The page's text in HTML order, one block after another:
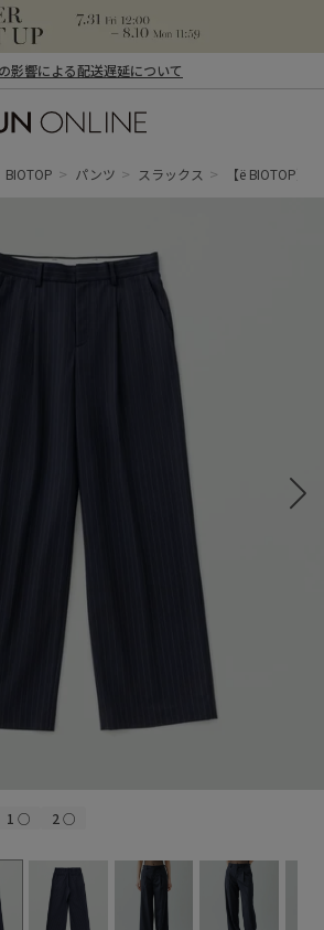
影響による配送遅延について
BIOTOP パンツ スラックス 【ё BIOTOP】
1 ○ 2 ○